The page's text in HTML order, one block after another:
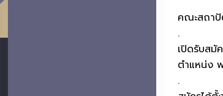
คณะสถาปั
.
เปิดรับสมั
ตำแหน่ง
.